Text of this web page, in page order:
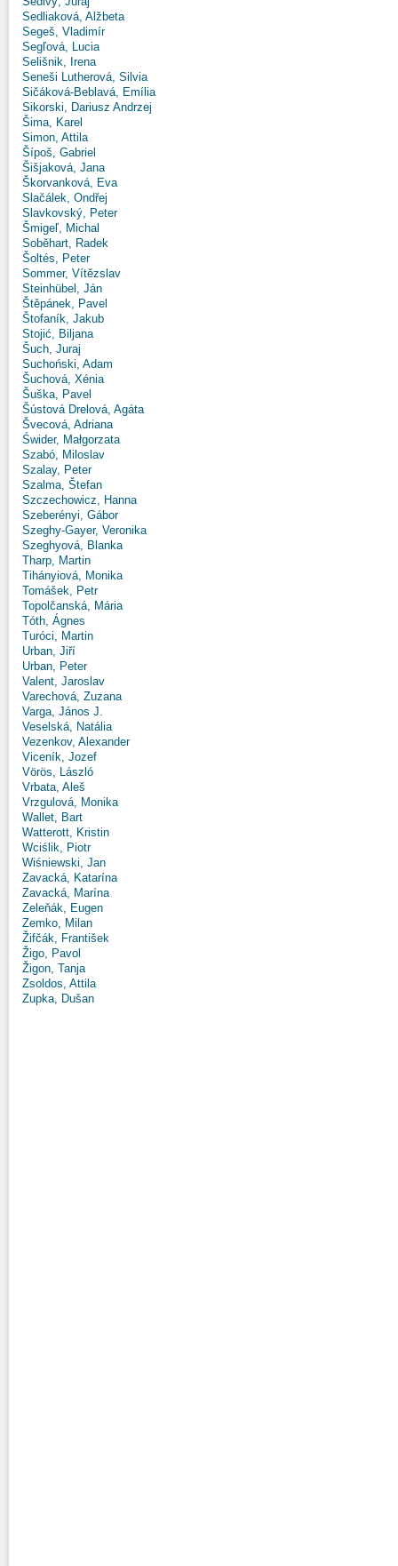
Sedliaková, Alžbeta
Segeš, Vladimír
Segľová, Lucia
Selišnik, Irena
Seneši Lutherová, Silvia
Sičáková-Beblavá, Emília
Sikorski, Dariusz Andrzej
Šima, Karel
Simon, Attila
Šípoš, Gabriel
Šišjaková, Jana
Škorvanková, Eva
Slačálek, Ondřej
Slavkovský, Peter
Šmigeľ, Michal
Soběhart, Radek
Šoltés, Peter
Sommer, Vítězslav
Steinhübel, Ján
Štěpánek, Pavel
Štofaník, Jakub
Stojić, Biljana
Šuch, Juraj
Suchoński, Adam
Šuchová, Xénia
Šuška, Pavel
Šústová Drelová, Agáta
Švecová, Adriana
Świder, Małgorzata
Szabó, Miloslav
Szalay, Peter
Szalma, Štefan
Szczechowicz, Hanna
Szeberényi, Gábor
Szeghy-Gayer, Veronika
Szeghyová, Blanka
Tharp, Martin
Tihányiová, Monika
Tomášek, Petr
Topolčanská, Mária
Tóth, Ágnes
Turóci, Martin
Urban, Jiří
Urban, Peter
Valent, Jaroslav
Varechová, Zuzana
Varga, János J.
Veselská, Natália
Vezenkov, Alexander
Viceník, Jozef
Vörös, László
Vrbata, Aleš
Vrzgulová, Monika
Wallet, Bart
Watterott, Kristin
Wciślik, Piotr
Wiśniewski, Jan
Zavacká, Katarína
Zavacká, Marína
Zeleňák, Eugen
Zemko, Milan
Žifčák, František
Žigo, Pavol
Žigon, Tanja
Zsoldos, Attila
Zupka, Dušan